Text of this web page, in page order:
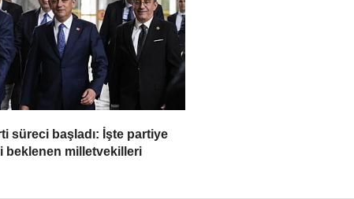
süreci başladı: İşte partiye
beklenen milletvekilleri